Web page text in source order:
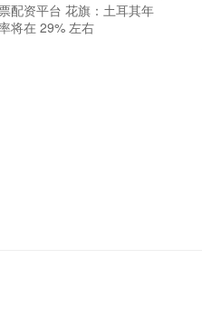
配资平台 花旗：土耳其年
将在 29% 左右